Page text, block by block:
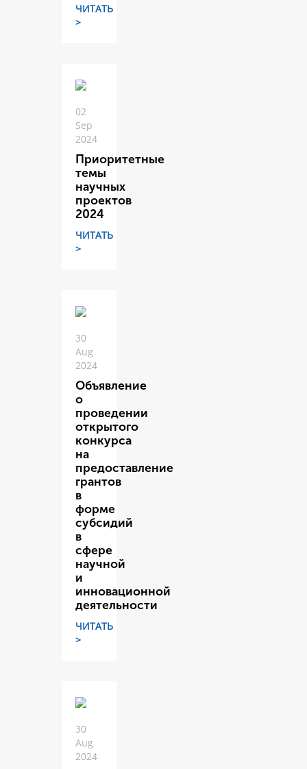
ЧИТАТЬ
>
02
Sep
2024
Приоритетные
темы
научных
проектов
2024
ЧИТАТЬ
>
30
Aug
2024
Объявление
о
проведении
открытого
конкурса
на
предоставление
грантов
в
форме
субсидий
в
сфере
научной
и
инновационной
деятельности
ЧИТАТЬ
>
30
Aug
2024